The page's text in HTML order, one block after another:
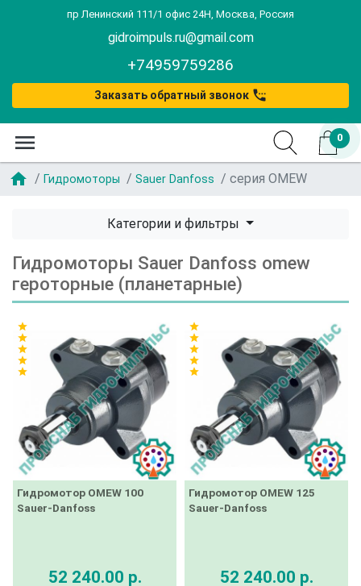
пр Ленинский 111/1 офис 24Н, Москва, Россия
gidroimpuls.ru@gmail.com
+74959759286
Заказать обратный звонок settings_phone
menu 0
home Гидромоторы Sauer Danfoss серия OMEW
Категории и фильтры
Гидромоторы Sauer Danfoss omew
героторные (планетарные)
Гидромотор OMEW 100
Sauer-Danfoss
52 240.00 р.
star
star
star
star
star
Гидромотор OMEW 125
Sauer-Danfoss
52 240.00 р.
star
star
star
star
star